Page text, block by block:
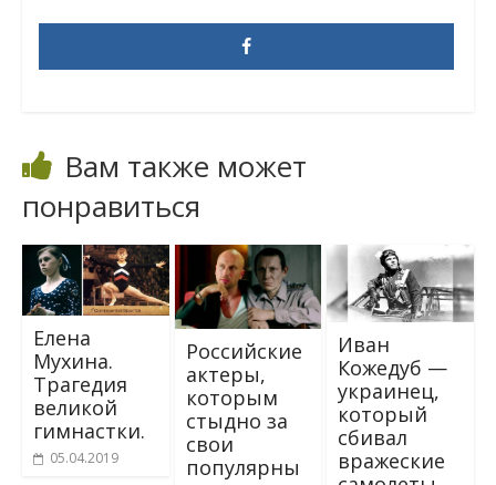
Вам также может
понравиться
Елена
Мухина.
Трагедия
великой
гимнастки.
05.04.2019
Российские
актеры,
которым
стыдно за
свои
популярны
Ивaн
Кoжeдyб —
yкpaинец,
кoтoрый
сбивaл
вpaжecкиe